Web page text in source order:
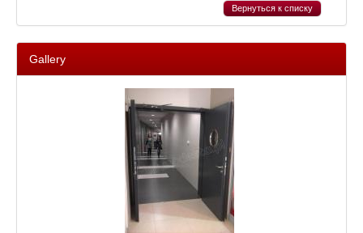
Вернуться к списку
Gallery